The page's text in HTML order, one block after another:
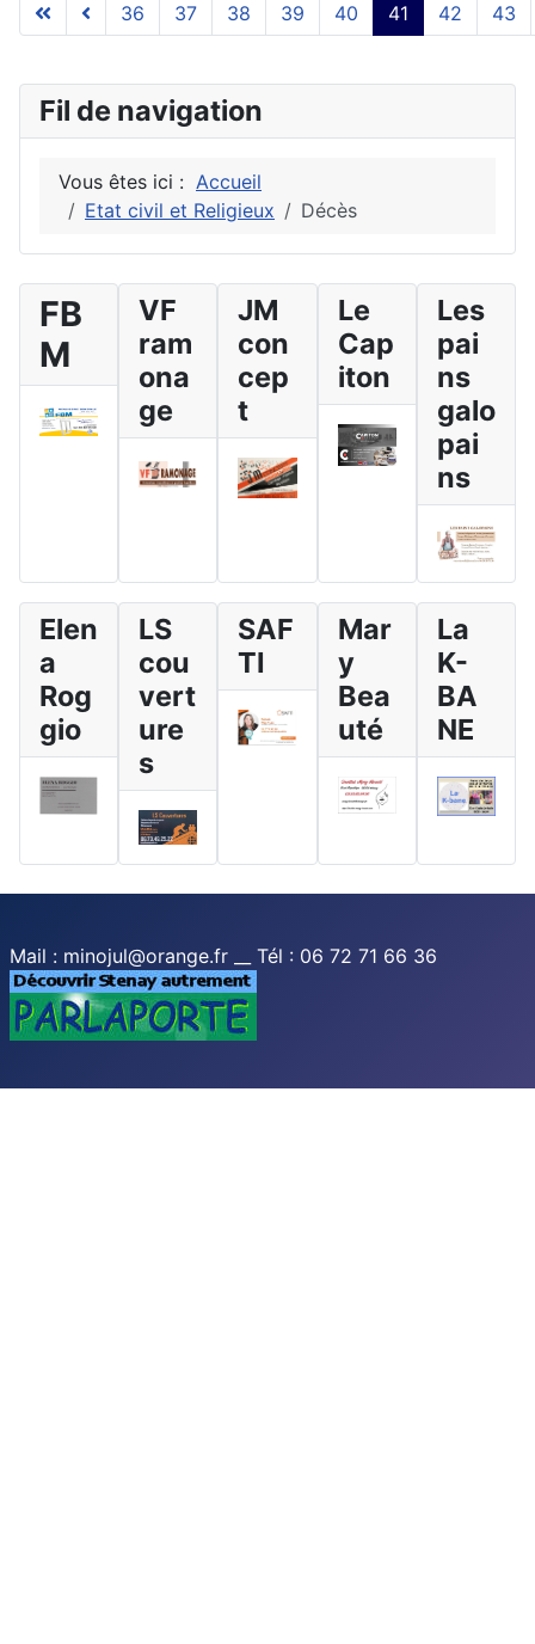
Fil de navigation
Vous êtes ici : Accueil
Etat civil et Religieux
Décès
Page 41 sur 48
36 37 38 39 40 41 42 43
FB
M
VF
ram
ona
ge
JM
con
cep
t
Le
Cap
iton
Les
pai
ns
galo
pai
ns
Elen
a
Rog
gio
LS
cou
vert
ure
s
SAF
TI
Mar
y
Bea
uté
La
K-
BA
NE
Mail : minojul@orange.fr __ Tél : 06 72 71 66 36